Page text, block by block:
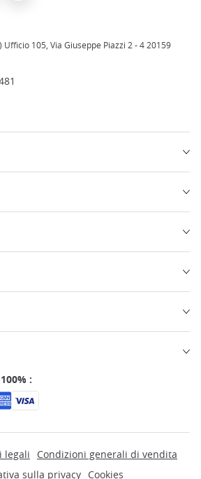
Ufficio 105, Via Giuseppe Piazzi 2 - 4 20159
:
legali
Condizioni generali di vendita
sulla privacy Cookies